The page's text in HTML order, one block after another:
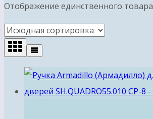
Отображение единственного товара